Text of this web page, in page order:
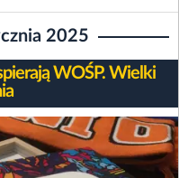
2025
WOŚP. Wielki